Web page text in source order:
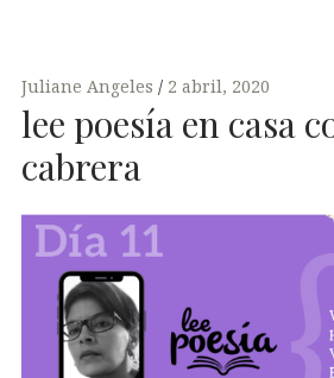
Juliane Angeles 2 abril, 2020
lee poesía en casa
cabrera